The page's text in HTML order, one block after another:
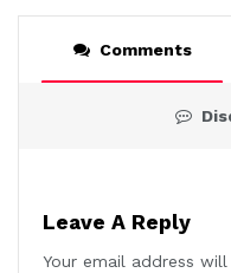
Comments
Leave A Reply
Your email address